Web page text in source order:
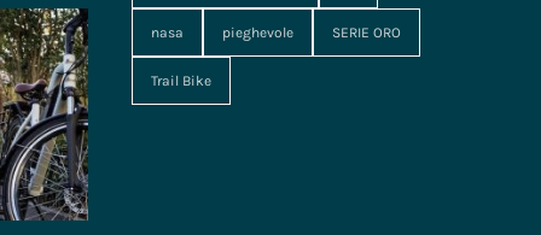
nasa pieghevole SERIE ORO
Trail Bike